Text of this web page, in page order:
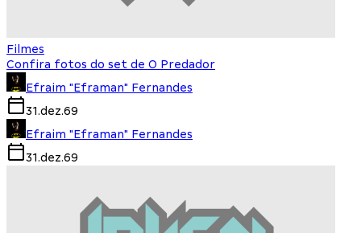
Filmes
Confira fotos do set de O Predador
Efraim "Eframan" Fernandes
31.dez.69
Efraim "Eframan" Fernandes
31.dez.69